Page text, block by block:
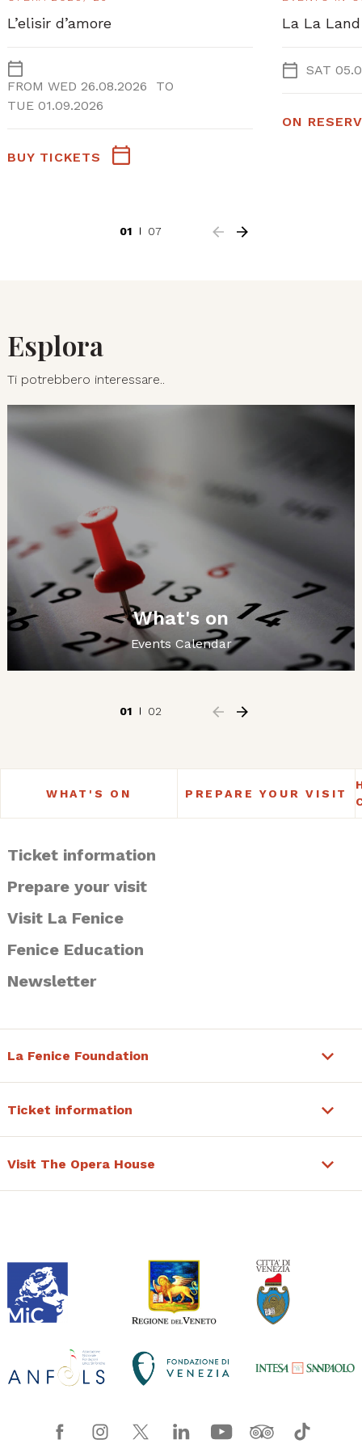
L’elisir d’amore
FROM WED 26.08.2026
TO
TUE 01.09.2026
BUY TICKETS
La La
SAT
ON
01 07
Esplora
Ti potrebbero interessare..
What's on
Events Calendar
01 02
WHAT'S ON PREPARE YOUR VISIT
Ticket information
Prepare your visit
Visit La Fenice
Fenice Education
Newsletter
La Fenice Foundation
Ticket information
Visit The Opera House